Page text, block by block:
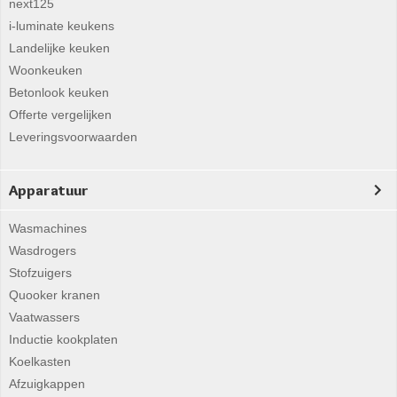
next125
i-luminate keukens
Landelijke keuken
Woonkeuken
Betonlook keuken
Offerte vergelijken
Leveringsvoorwaarden
Apparatuur
Wasmachines
Wasdrogers
Stofzuigers
Quooker kranen
Vaatwassers
Inductie kookplaten
Koelkasten
Afzuigkappen